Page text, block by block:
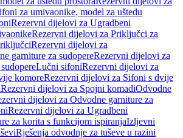
za umivaonike, model za uštedu
Rezervni dijelovi za Ugradbeni
Rezervni dijelovi za Priključci za
Rezervni dijelovi za
garniture za sudopereRezervni dijelovi za
Lučni sifoniRezervni dijelovi za
komoreRezervni dijelovi za Sifoni s dvije
Rezervni dijelovi za Spojni komadiOdvodne
dijelovi za Odvodne garniture za
Rezervni dijelovi za Ugradbeni
za korita s funkcijom ispiranjaIzljevni
Rješenja odvodnje za tuševe u razini